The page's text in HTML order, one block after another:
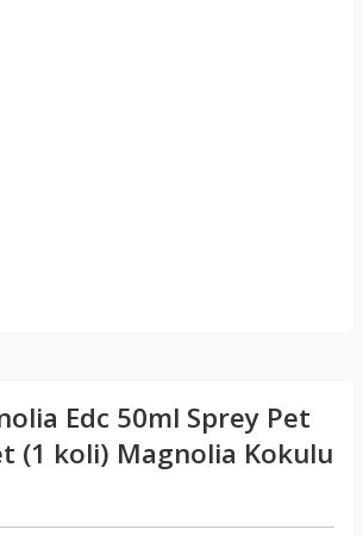
Edc 50ml Sprey Pet
(1 koli) Magnolia Kokulu